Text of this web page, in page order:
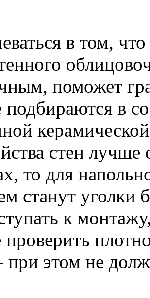
в том,
поможет
подбираются в
стен лучше
то для
станут уголки
к
проверить
при этом не